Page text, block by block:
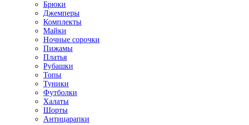
Брюки
Джемперы
Комплекты
Майки
Ночные сорочки
Пижамы
Платья
Рубашки
Топы
Туники
Футболки
Халаты
Шорты
Антицарапки